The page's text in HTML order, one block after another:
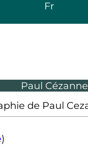
Fr
Paul Cézanne
de Paul
)